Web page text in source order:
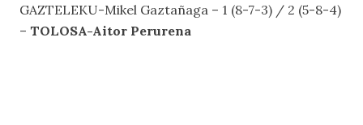
GAZTELEKU-Mikel Gaztañaga – 1 (8-7-3) / 2 (5-8-4)
– TOLOSA-Aitor Perurena